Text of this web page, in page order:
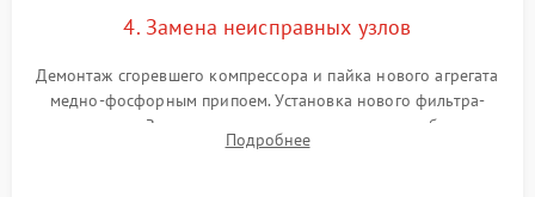
4. Замена неисправных узлов
Демонтаж сгоревшего компрессора и пайка нового агрегата
медно-фосфорным припоем. Установка нового фильтра-
осушителя. Замена изношенных вентиляторов обдува,
сломанных заслонок или поврежденных дверных петель.
Подробнее